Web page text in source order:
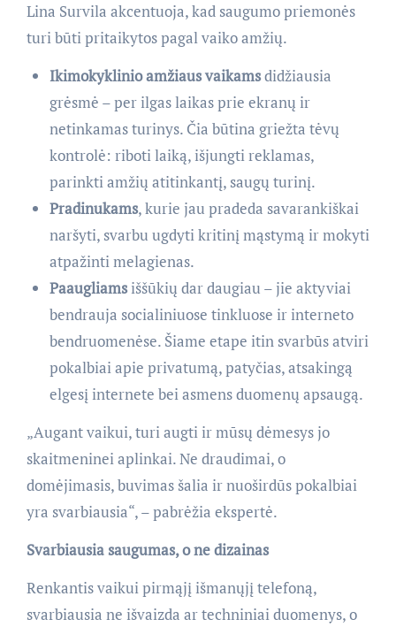
Lina Survila akcentuoja, kad saugumo priemonės
turi būti pritaikytos pagal vaiko amžių.
Ikimokyklinio amžiaus vaikamsdidžiausia
grėsmė – per ilgas laikas prie ekranų ir
netinkamas turinys. Čia būtina griežta tėvų
kontrolė: riboti laiką, išjungti reklamas,
parinkti amžių atitinkantį, saugų turinį.
Pradinukams, kurie jau pradeda savarankiškai
naršyti, svarbu ugdyti kritinį mąstymą ir mokyti
atpažinti melagienas.
Paaugliamsiššūkių dar daugiau – jie aktyviai
bendrauja socialiniuose tinkluose ir interneto
bendruomenėse. Šiame etape itin svarbūs atviri
pokalbiai apie privatumą, patyčias, atsakingą
elgesį internete bei asmens duomenų apsaugą.
„Augant vaikui, turi augti ir mūsų dėmesys jo
skaitmeninei aplinkai. Ne draudimai, o
domėjimasis, buvimas šalia ir nuoširdūs pokalbiai
yra svarbiausia“, – pabrėžia ekspertė.
Svarbiausia saugumas, o ne dizainas
Renkantis vaikui pirmąjį išmanųjį telefoną,
svarbiausia ne išvaizda ar techniniai duomenys, o